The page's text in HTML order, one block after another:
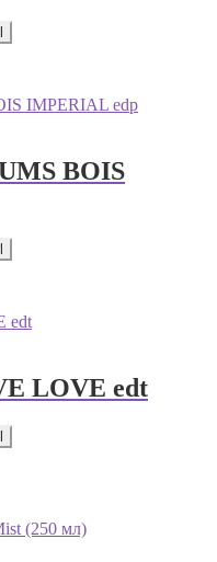
BOIS
LOVE edt